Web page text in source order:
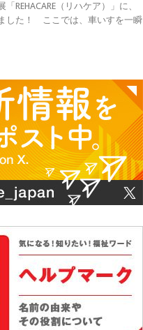
REHACARE（リハケア）」に、
した！ ここでは、車いすを一瞬